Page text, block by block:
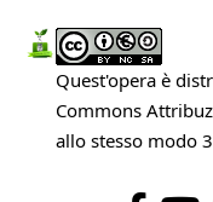
Quest'opera è
Commons
allo stesso modo